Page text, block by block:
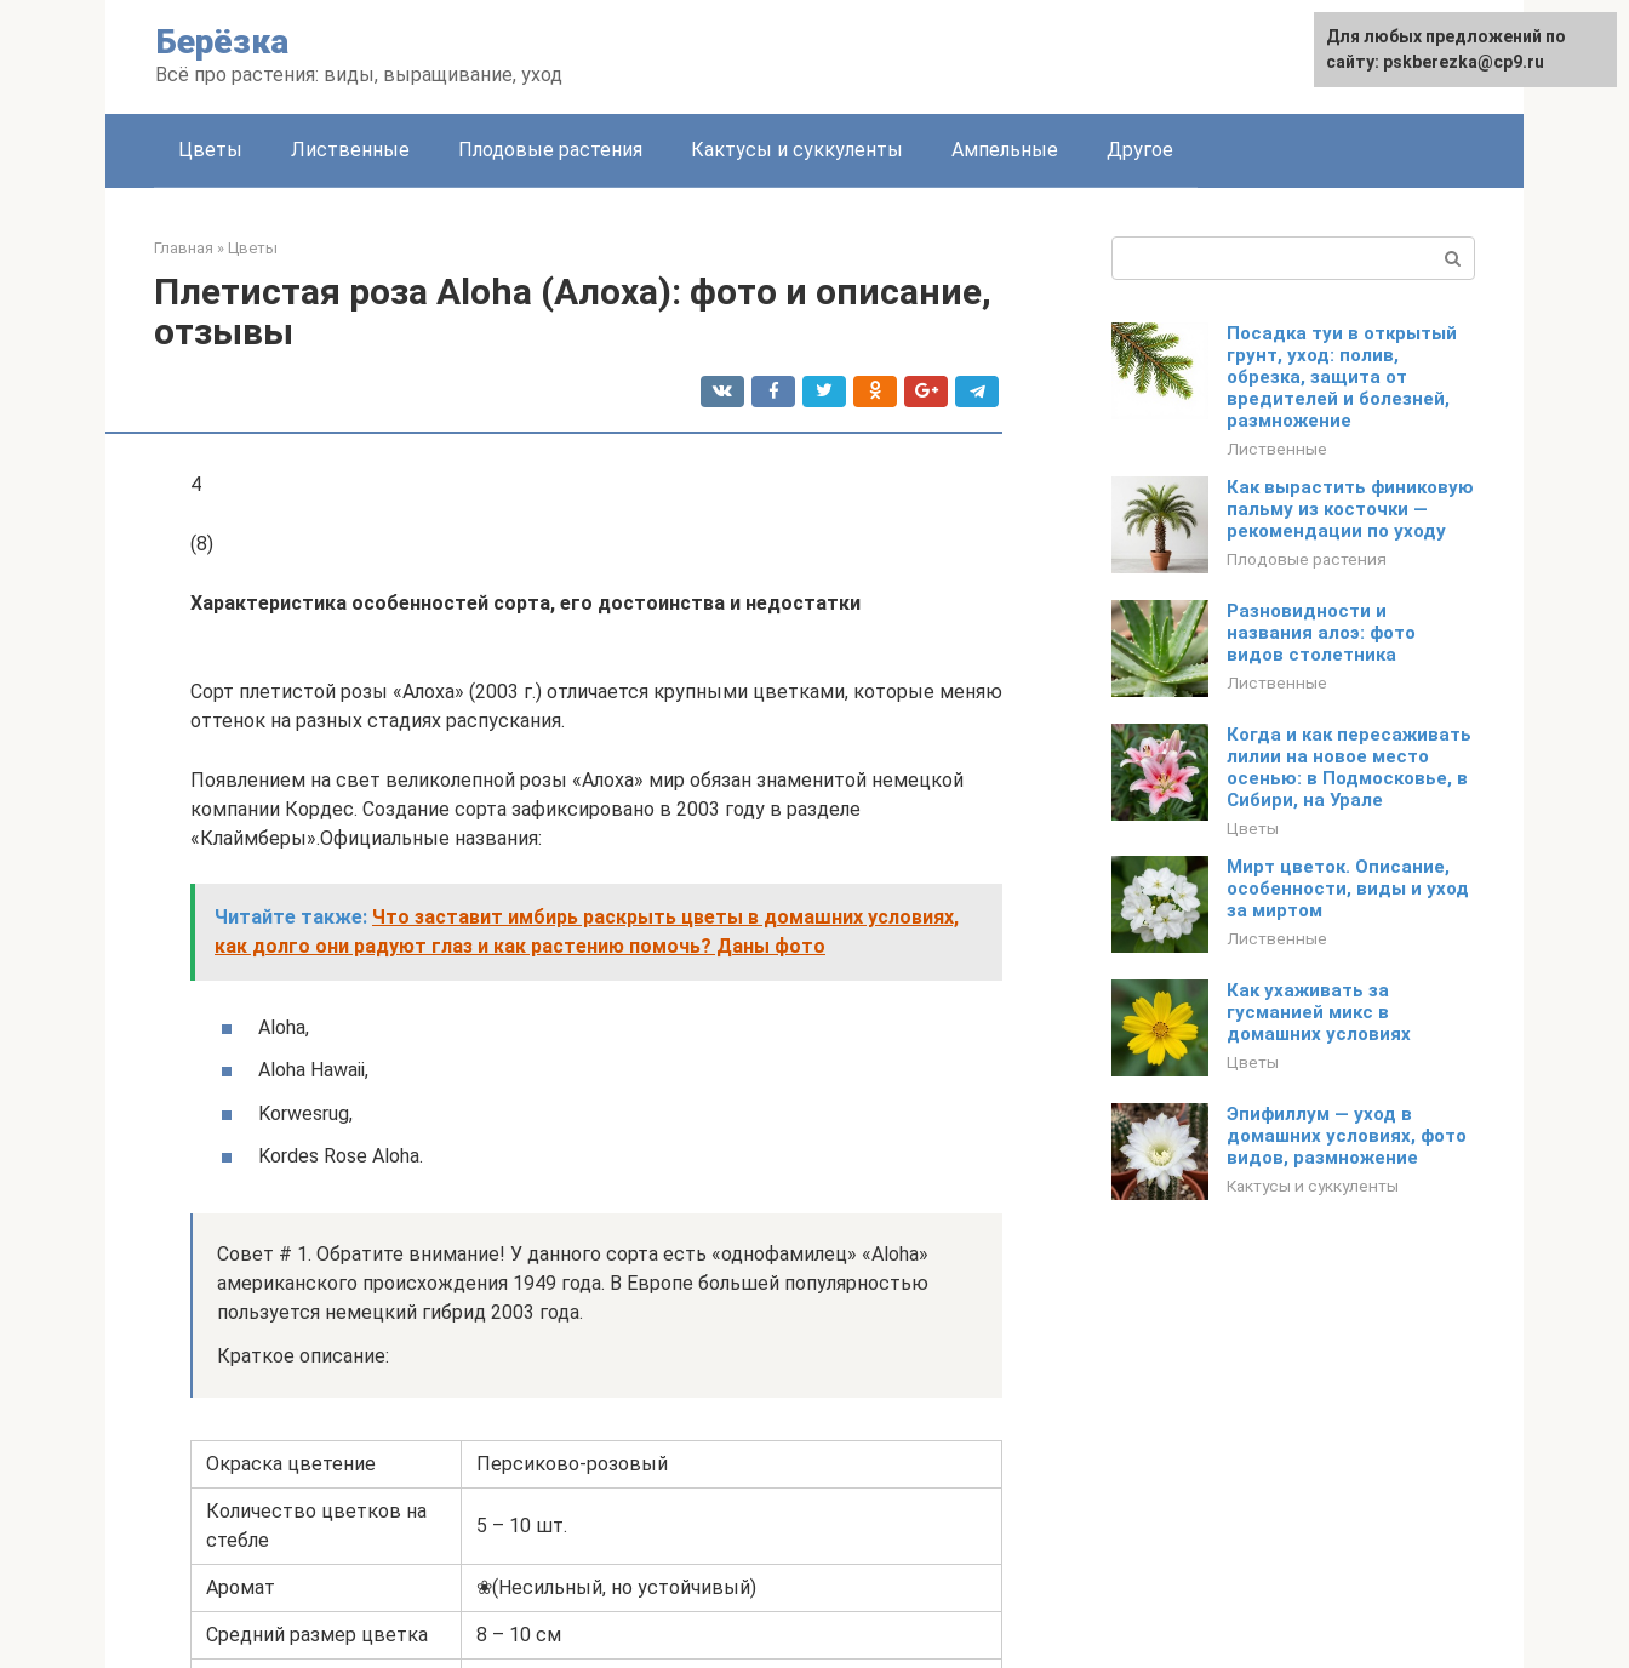
Берёзка
Всё про растения: виды, выращивание, уход
English
Цветы Лиственные Плодовые растения Кактусы и суккуленты Ампельные Другое
Главная » Цветы
Плетистая роза Aloha (Алоха): фото и описание,
отзывы
4
(8)
Характеристика особенностей сорта, его достоинства и недостатки
Сорт плетистой розы «Алоха» (2003 г.) отличается крупными цветками, которые меняю
оттенок на разных стадиях распускания.
Появлением на свет великолепной розы «Алоха» мир обязан знаменитой немецкой
компании Кордес. Создание сорта зафиксировано в 2003 году в разделе
«Клаймберы».Официальные названия:
Читайте также: Что заставит имбирь раскрыть цветы в домашних условиях,
как долго они радуют глаз и как растению помочь? Даны фото
Aloha,
Aloha Hawaii,
Korwesrug,
Kordes Rose Aloha.
Совет # 1. Обратите внимание! У данного сорта есть «однофамилец» «Aloha»
американского происхождения 1949 года. В Европе большей популярностью
пользуется немецкий гибрид 2003 года.
Краткое описание:
Окраска цветение Персиково-розовый
Количество цветков на
стебле
5 – 10 шт.
Аромат ❀(Несильный, но устойчивый)
Средний размер цветка 8 – 10 см
Посадка туи в открытый
грунт, уход: полив,
обрезка, защита от
вредителей и болезней,
размножение
Лиственные
Как вырастить финиковую
пальму из косточки —
рекомендации по уходу
Плодовые растения
Разновидности и
названия алоэ: фото
видов столетника
Лиственные
Когда и как пересаживать
лилии на новое место
осенью: в Подмосковье, в
Сибири, на Урале
Цветы
Мирт цветок. Описание,
особенности, виды и уход
за миртом
Лиственные
Как ухаживать за
гусманией микс в
домашних условиях
Цветы
Эпифиллум — уход в
домашних условиях, фото
видов, размножение
Кактусы и суккуленты
Для любых предложений по
сайту: pskberezka@cp9.ru